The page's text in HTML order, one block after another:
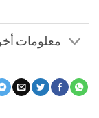
معلومات أخري